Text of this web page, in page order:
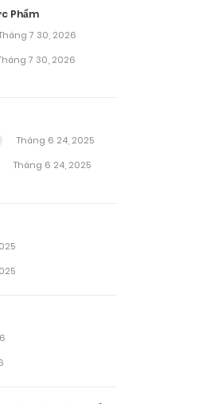
Phẩm
7 30, 2026
7 30, 2026
Tháng 6 24, 2025
Tháng 6 24, 2025